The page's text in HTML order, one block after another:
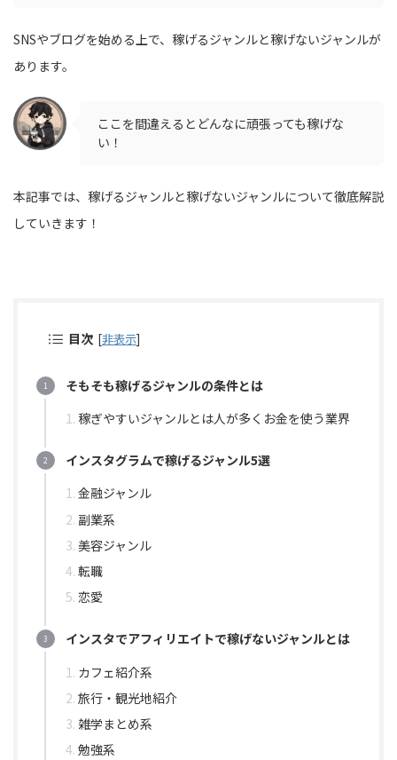
SNSやブログを始める上で、稼げるジャンルと稼げないジャンルが
あります。
ここを間違えるとどんなに頑張っても稼げな
い！
本記事では、稼げるジャンルと稼げないジャンルについて徹底解説
していきます！
目次 [非表示]
そもそも稼げるジャンルの条件とは
稼ぎやすいジャンルとは人が多くお金を使う業界
インスタグラムで稼げるジャンル5選
金融ジャンル
副業系
美容ジャンル
転職
恋愛
インスタでアフィリエイトで稼げないジャンルとは
カフェ紹介系
旅行・観光地紹介
雑学まとめ系
勉強系